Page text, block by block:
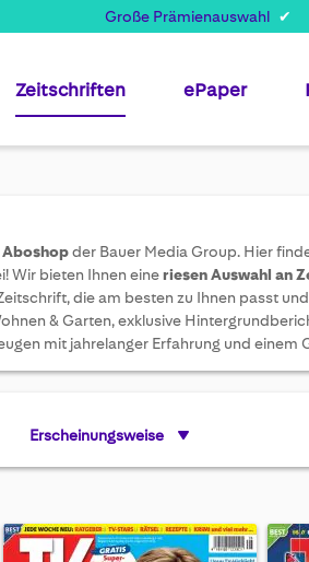
Große Prämienauswahl
Zeitschriften ePaper
der Bauer Media Group. Hier
Wir bieten Ihnen eineriesen Auswahl an
die am besten zu Ihnen passt
& Garten, exklusive
mit jahrelanger Erfahrung und einem
Erscheinungsweise